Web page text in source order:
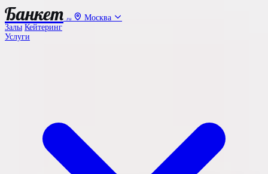
Банкет .ru
Москва
Залы Кейтеринг
Услуги